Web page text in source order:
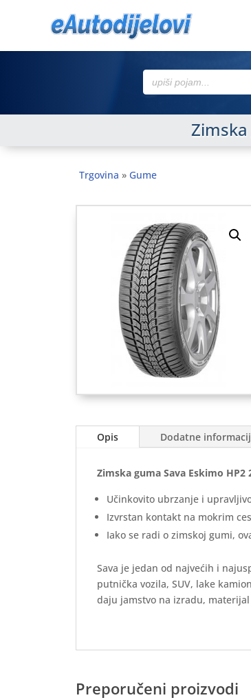
Search
for:
Zimska
Trgovina » Gume
Opis Dodatne
Zimska guma Sava Eskimo
Učinkovito ubrzanje i
Izvrstan kontakt na mokrim
Iako se radi o zimskoj gumi,
Sava je jedan od najvećih i
putnička vozila, SUV, lake
daju jamstvo na izradu,
Preporučeni proizvodi